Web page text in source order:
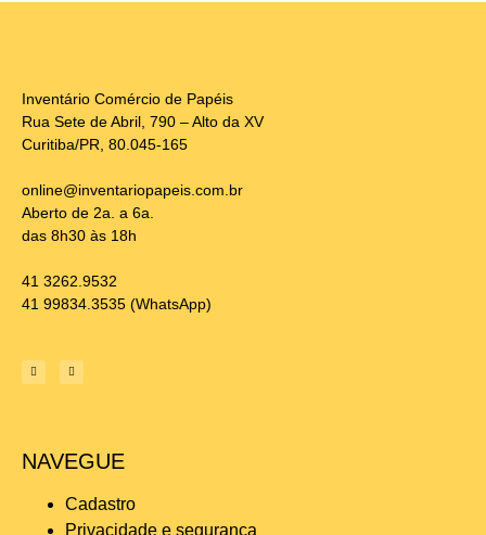
Inventário Comércio de Papéis
Rua Sete de Abril, 790 – Alto da XV
Curitiba/PR, 80.045-165
online@inventariopapeis.com.br
Aberto de 2a. a 6a.
das 8h30 às 18h
41 3262.9532
41 99834.3535 (WhatsApp)
NAVEGUE
Cadastro
Privacidade e segurança